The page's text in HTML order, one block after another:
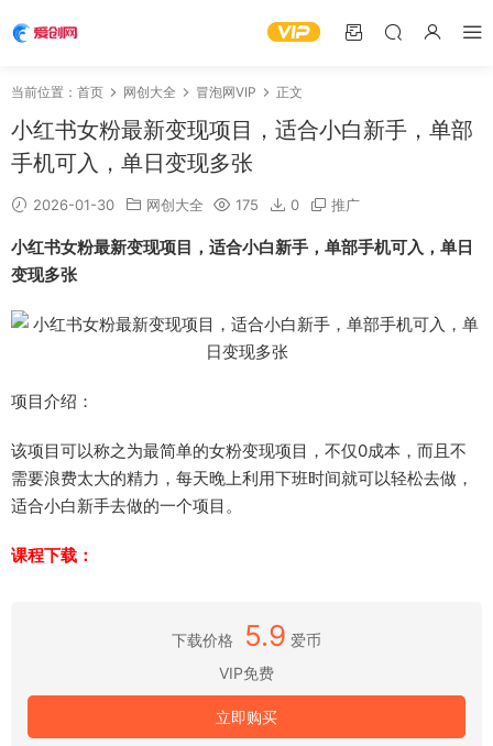
当前位置： 首页 网创大全 冒泡网VIP 正文
小红书女粉最新变现项目，适合小白新手，单部
手机可入，单日变现多张
2026-01-30 网创大全 175 0 推广
小红书女粉最新变现项目，适合小白新手，单部手机可入，单日
变现多张
项目介绍：
该项目可以称之为最简单的女粉变现项目，不仅0成本，而且不
需要浪费太大的精力，每天晚上利用下班时间就可以轻松去做，
适合小白新手去做的一个项目。
课程下载：
下载价格 5.9 爱币
VIP免费
立即购买